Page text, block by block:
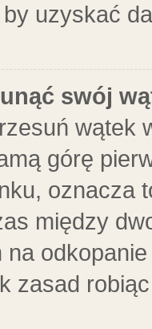
uzyskać
swój
wątek
górę
oznacza
między
na
zasad